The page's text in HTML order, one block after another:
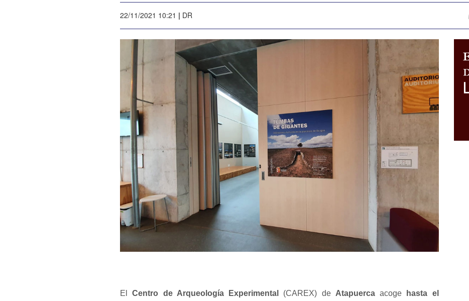
22/11/2021 10:21 | DR
ElCentro de Arqueología Experimental (CAREX) de Atapuercaacoge
hasta el